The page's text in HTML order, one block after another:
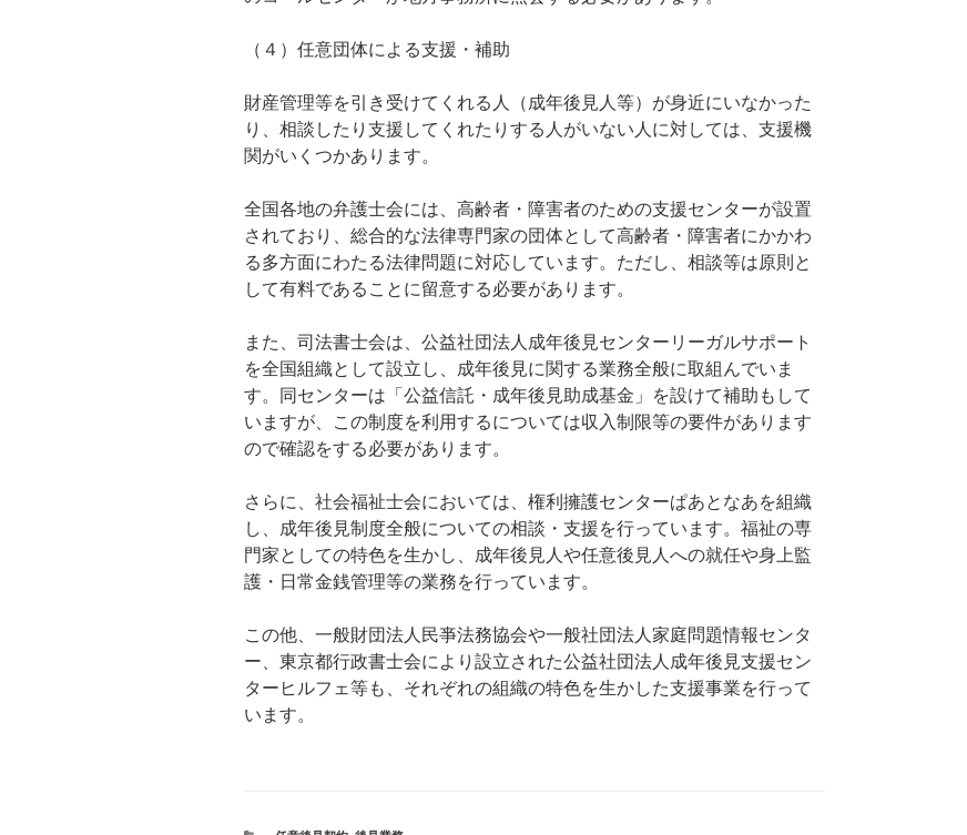
（４）任意団体による支援・補助
財産管理等を引き受けてくれる人（成年後見人等）が身近にいなかった
り、相談したり支援してくれたりする人がいない人に対しては、支援機
関がいくつかあります。
全国各地の弁護士会には、高齢者・障害者のための支援センターが設置
されており、総合的な法律専門家の団体として高齢者・障害者にかかわ
る多方面にわたる法律問題に対応しています。ただし、相談等は原則と
して有料であることに留意する必要があります。
また、司法書士会は、公益社団法人成年後見センターリーガルサポート
を全国組織として設立し、成年後見に関する業務全般に取組んでいま
す。同センターは「公益信託・成年後見助成基金」を設けて補助もして
いますが、この制度を利用するについては収入制限等の要件があります
ので確認をする必要があります。
さらに、社会福祉士会においては、権利擁護センターぱあとなあを組織
し、成年後見制度全般についての相談・支援を行っています。福祉の専
門家としての特色を生かし、成年後見人や任意後見人への就任や身上監
護・日常金銭管理等の業務を行っています。
この他、一般財団法人民亊法務協会や一般社団法人家庭問題情報センタ
ー、東京都行政書士会により設立された公益社団法人成年後見支援セン
ターヒルフェ等も、それぞれの組織の特色を生かした支援事業を行って
います。